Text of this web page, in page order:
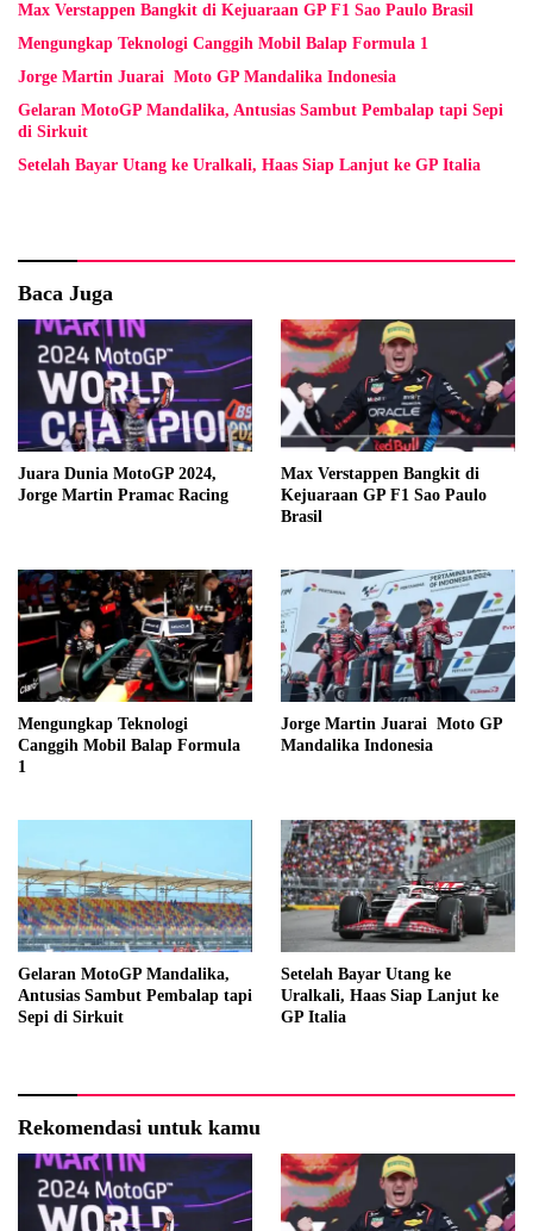
Max Verstappen Bangkit di Kejuaraan GP F1 Sao Paulo Brasil
Mengungkap Teknologi Canggih Mobil Balap Formula 1
Jorge Martin Juarai Moto GP Mandalika Indonesia
Gelaran MotoGP Mandalika, Antusias Sambut Pembalap tapi Sepi
di Sirkuit
Setelah Bayar Utang ke Uralkali, Haas Siap Lanjut ke GP Italia
Baca Juga
Juara Dunia MotoGP 2024,
Jorge Martin Pramac Racing
Max Verstappen Bangkit di
Kejuaraan GP F1 Sao Paulo
Brasil
Mengungkap Teknologi
Canggih Mobil Balap Formula
1
Jorge Martin Juarai Moto GP
Mandalika Indonesia
Gelaran MotoGP Mandalika,
Antusias Sambut Pembalap tapi
Sepi di Sirkuit
Setelah Bayar Utang ke
Uralkali, Haas Siap Lanjut ke
GP Italia
Rekomendasi untuk kamu